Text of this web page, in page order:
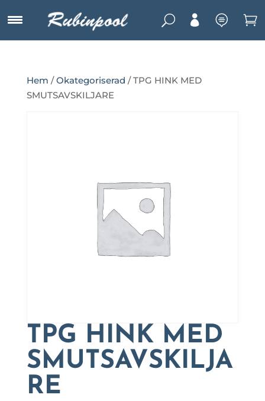
U   
Hem /Okategoriserad / TPG HINK MED
SMUTSAVSKILJARE
TPG HINK MED
SMUTSAVSKILJA
RE